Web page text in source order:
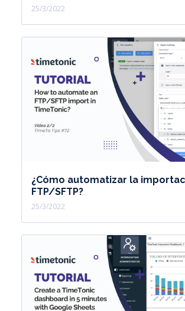
25/3/2022
¿Cómo automatizar la
FTP/SFTP?
25/3/2022